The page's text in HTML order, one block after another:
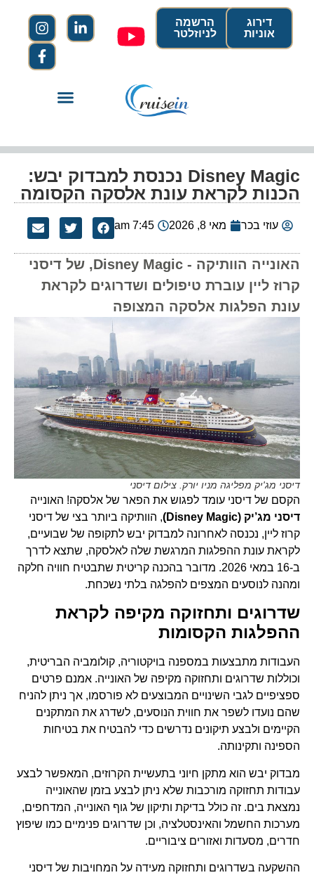
הרשמה
לניוזלטר
דירוג
אוניות
Disney Magic נכנסת למבדוק יבש:
הכנות לקראת עונת אלסקה הקסומה
עוזי בכר מאי 8, 2026 7:45 am
האונייה הוותיקה - Disney Magic, של דיסני
קרוז ליין עוברת טיפולים ושדרוגים לקראת
עונת הפלגות אלסקה המצופה
דיסני מג'יק מפליגה מניו יורק. צילום דיסני
הקסם של דיסני עומד לפגוש את הפאר של אלסקה! האונייה
דיסני מג’יק (Disney Magic)
, הוותיקה ביותר בצי של דיסני
קרוז ליין, נכנסה לאחרונה למבדוק יבש לתקופה של שבועיים,
לקראת עונת ההפלגות המרגשת שלה לאלסקה, שתצא לדרך
ב-16 במאי 2026. מדובר בהכנה קריטית שתבטיח חוויה חלקה
ומהנה לנוסעים המצפים להפלגה בלתי נשכחת.
שדרוגים ותחזוקה מקיפה לקראת
ההפלגות הקסומות
העבודות מתבצעות במספנה בויקטוריה, קולומביה הבריטית,
וכוללות שדרוגים ותחזוקה מקיפה של האונייה. אמנם פרטים
ספציפיים לגבי השינויים המבוצעים לא פורסמו, אך ניתן להניח
שהם נועדו לשפר את חווית הנוסעים, לשדרג את המתקנים
הקיימים ולבצע תיקונים נדרשים כדי להבטיח את בטיחות
הספינה ותקינותה.
מבדוק יבש הוא מתקן חיוני בתעשיית הקרוזים, המאפשר לבצע
עבודות תחזוקה מורכבות שלא ניתן לבצע בזמן שהאונייה
נמצאת בים. זה כולל בדיקת ותיקון של גוף האונייה, המדחפים,
מערכות החשמל והאינסטלציה, וכן שדרוגים פנימיים כמו שיפוץ
חדרים, מסעדות ואזורים ציבוריים.
ההשקעה בשדרוגים ותחזוקה מעידה על המחויבות של דיסני